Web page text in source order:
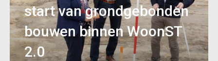
start van grondgebonden
bouwen binnen WoonST
2.0